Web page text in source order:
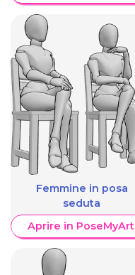
Femmine in posa
seduta
Aprire in PoseMyArt